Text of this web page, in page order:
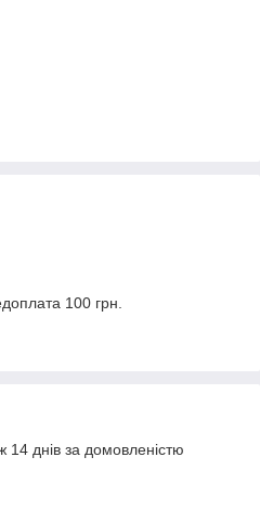
100 грн.
днів за домовленістю